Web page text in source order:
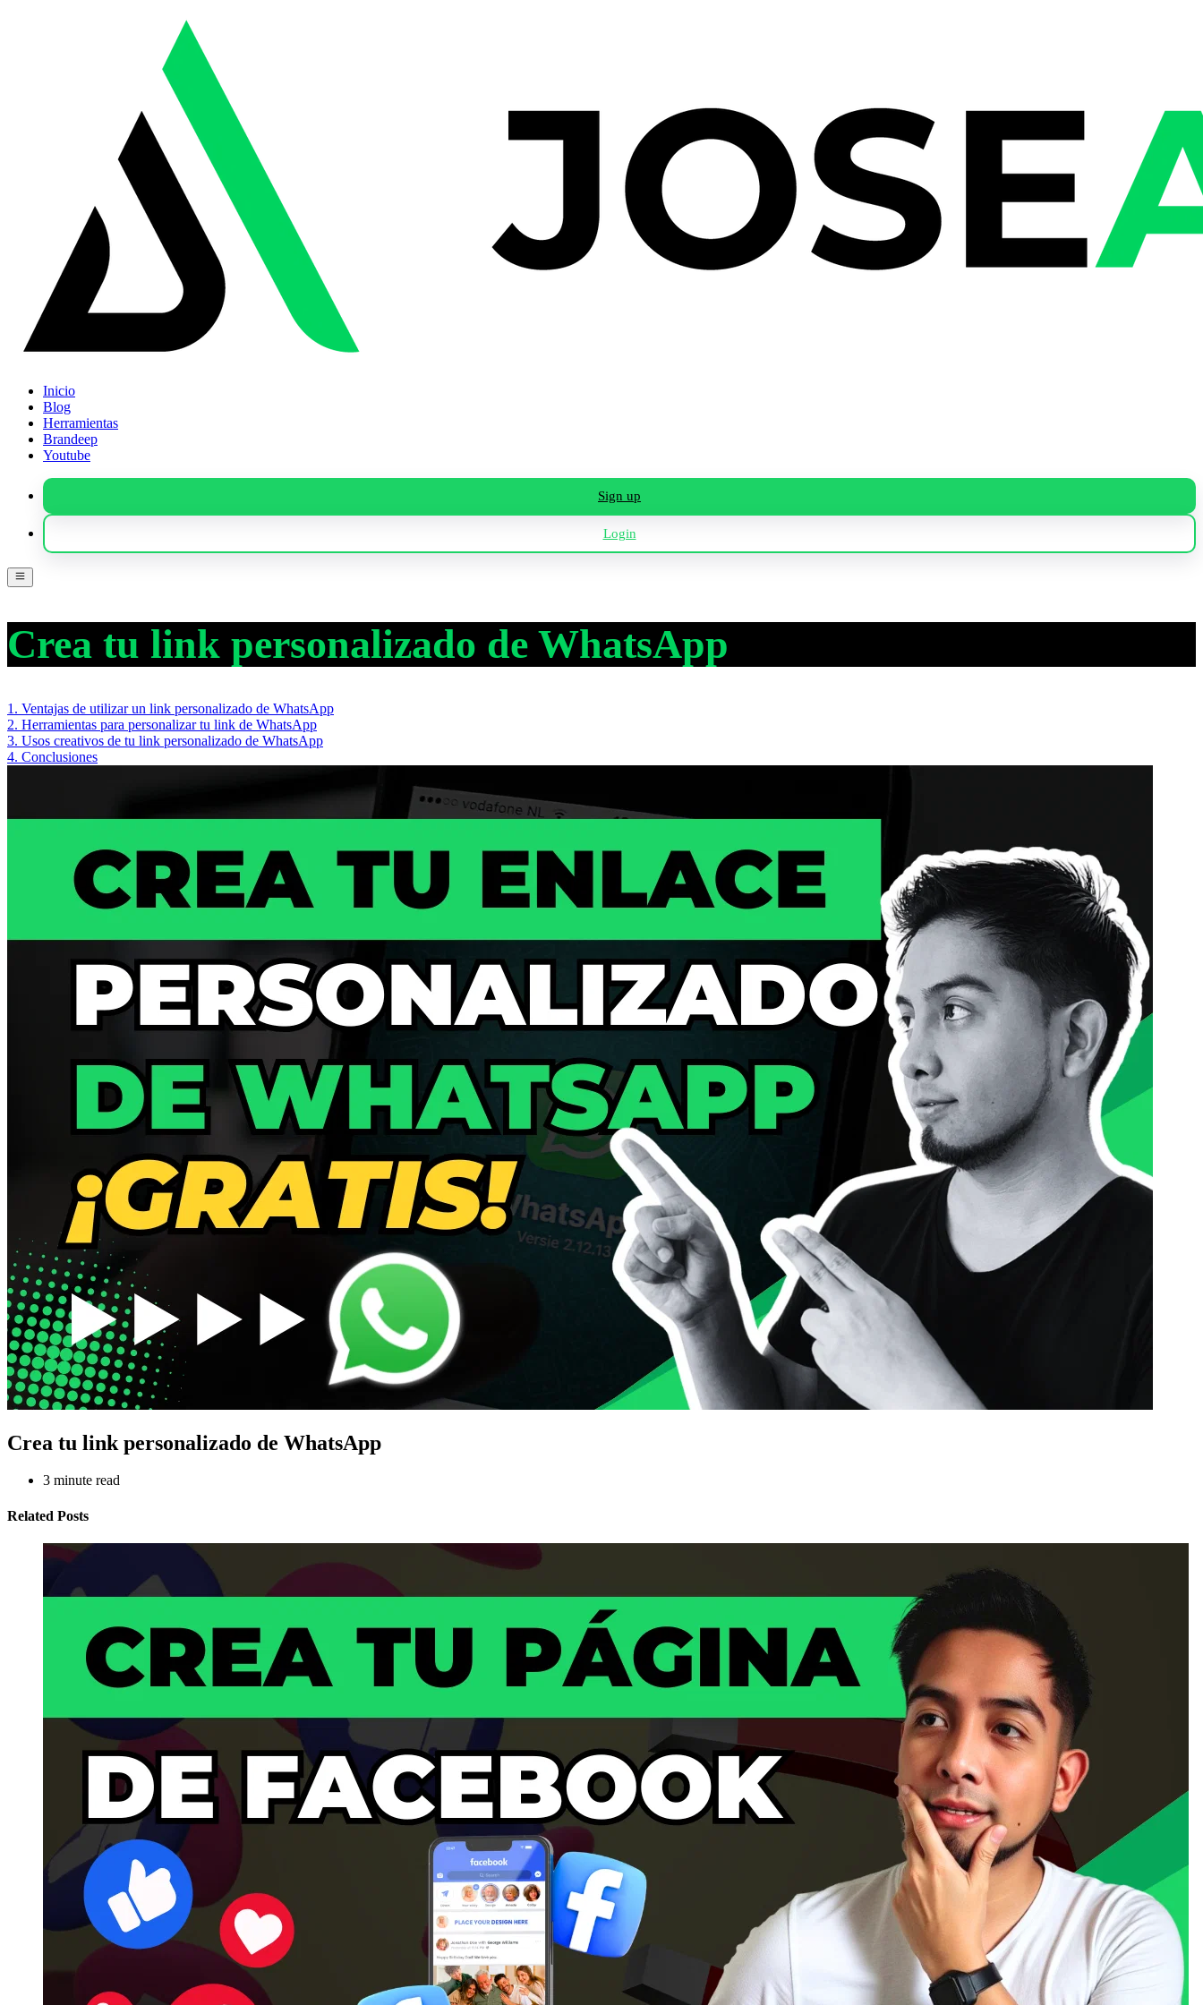
Inicio
Blog
Herramientas
Brandeep
Youtube
Sign up
Login
Crea tu link personalizado de WhatsApp
1 . Ventajas de utilizar un link personalizado de WhatsApp
2. Herramientas para personalizar tu link de WhatsApp
3. Usos creativos de tu link personalizado de WhatsApp
4. Conclusiones
Crea tu link personalizado de WhatsApp
3 minute read
Related Posts